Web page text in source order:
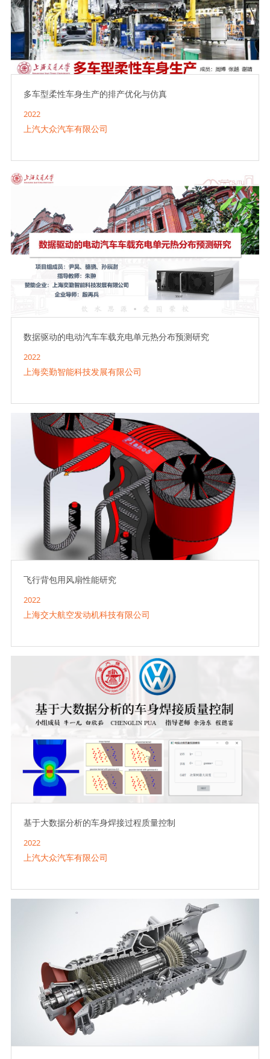
多车型柔性车身生产的排产优化与仿真
2022
上汽大众汽车有限公司
数据驱动的电动汽车车载充电单元热分布预测研究
2022
上海奕勤智能科技发展有限公司
飞行背包用风扇性能研究
2022
上海交大航空发动机科技有限公司
基于大数据分析的车身焊接过程质量控制
2022
上汽大众汽车有限公司